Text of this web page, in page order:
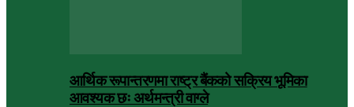
आर्थिक रूपान्तरणमा राष्ट्र बैंकको सक्रिय भूमिका
आवश्यक छः अर्थमन्त्री वाग्ले